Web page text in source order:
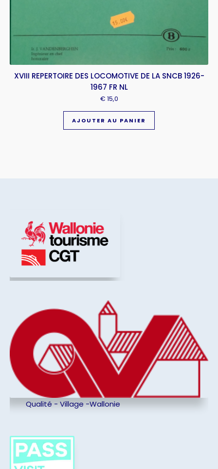
XVIII REPERTOIRE DES LOCOMOTIVE DE LA SNCB 1926-
1967 FR NL
€ 15,0
AJOUTER AU PANIER
Qualité - Village -Wallonie